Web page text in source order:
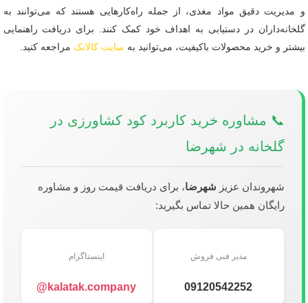
و مدیریت دقیق مواد مغذی، از جمله راه‌کارهایی هستند که می‌توانند به
گلخانه‌داران در دستیابی به اهداف خود کمک کنند. برای دریافت راهنمایی
بیشتر و خرید محصولات باکیفیت، می‌توانید به سایت کالاتک مراجعه کنید.
📞 مشاوره خرید کاربرد کود کشاورزی در
گلخانه در شهرضا
شهروندان عزیز شهرضا، برای دریافت قیمت روز و مشاوره
رایگان همین حالا تماس بگیرید:
مدیر فنی فروش
09120542252
اینستاگرام
kalatak.company@